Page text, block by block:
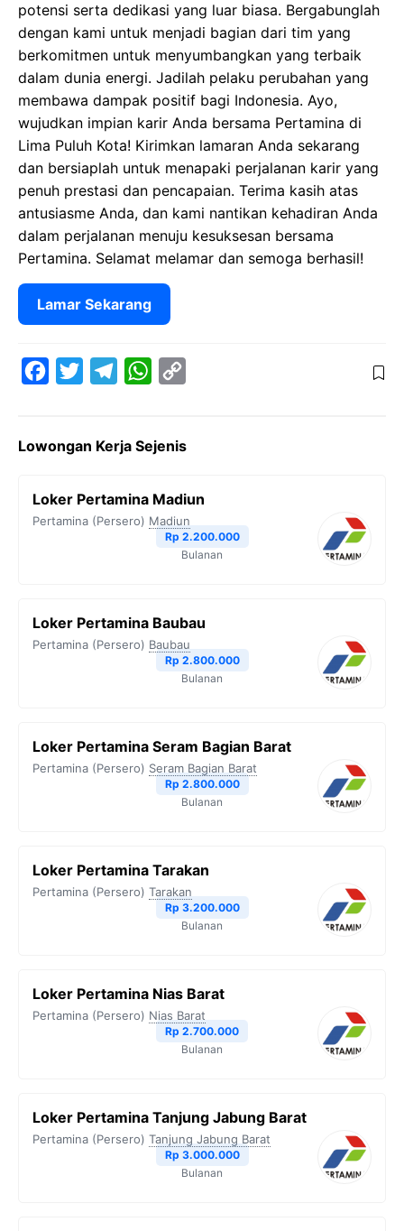
potensi serta dedikasi yang luar biasa. Bergabunglah
dengan kami untuk menjadi bagian dari tim yang
berkomitmen untuk menyumbangkan yang terbaik
dalam dunia energi. Jadilah pelaku perubahan yang
membawa dampak positif bagi Indonesia. Ayo,
wujudkan impian karir Anda bersama Pertamina di
Lima Puluh Kota! Kirimkan lamaran Anda sekarang
dan bersiaplah untuk menapaki perjalanan karir yang
penuh prestasi dan pencapaian. Terima kasih atas
antusiasme Anda, dan kami nantikan kehadiran Anda
dalam perjalanan menuju kesuksesan bersama
Pertamina. Selamat melamar dan semoga berhasil!
Lamar Sekarang
e
o
t
e
e
r
W
t
A
p
y
i
n
k
Lowongan Kerja Sejenis
Loker Pertamina Madiun
Pertamina (Persero) Madiun
Rp 2.200.000
Bulanan
Loker Pertamina Baubau
Pertamina (Persero) Baubau
Rp 2.800.000
Bulanan
Loker Pertamina Seram Bagian Barat
Pertamina (Persero) Seram Bagian Barat
Rp 2.800.000
Bulanan
Loker Pertamina Tarakan
Pertamina (Persero) Tarakan
Rp 3.200.000
Bulanan
Loker Pertamina Nias Barat
Pertamina (Persero) Nias Barat
Rp 2.700.000
Bulanan
Loker Pertamina Tanjung Jabung Barat
Pertamina (Persero) Tanjung Jabung Barat
Rp 3.000.000
Bulanan